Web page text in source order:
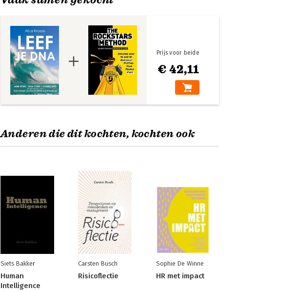
€ 42,11
Prijs voor beide
Anderen die dit kochten, kochten ook
Siets Bakker
Human
Intelligence
Carsten Busch
Risicoflectie
Sophie De Winne
HR met impact